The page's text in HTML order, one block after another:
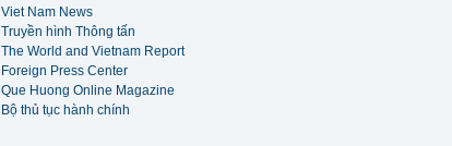
Viet Nam News
Truyền hình Thông tấn
The World and Vietnam Report
Foreign Press Center
Que Huong Online Magazine
Bộ thủ tục hành chính